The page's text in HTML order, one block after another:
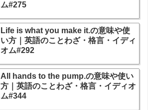
ム#275
Life is what you make it.の意味や使
い方｜英語のことわざ・格言・イディ
オム#292
All hands to the pump.の意味や使い
方｜英語のことわざ・格言・イディオ
ム#344